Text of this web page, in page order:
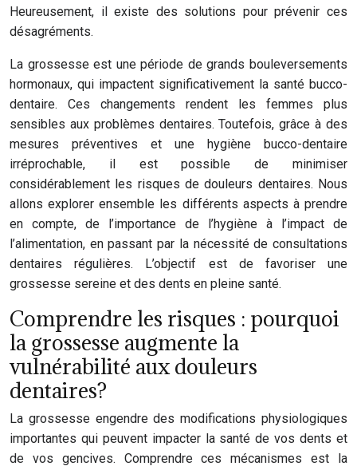
Heureusement, il existe des solutions pour prévenir ces
désagréments.
La grossesse est une période de grands bouleversements
hormonaux, qui impactent significativement la santé bucco-
dentaire. Ces changements rendent les femmes plus
sensibles aux problèmes dentaires. Toutefois, grâce à des
mesures préventives et une hygiène bucco-dentaire
irréprochable, il est possible de minimiser
considérablement les risques de douleurs dentaires. Nous
allons explorer ensemble les différents aspects à prendre
en compte, de l’importance de l’hygiène à l’impact de
l’alimentation, en passant par la nécessité de consultations
dentaires régulières. L’objectif est de favoriser une
grossesse sereine et des dents en pleine santé.
Comprendre les risques : pourquoi
la grossesse augmente la
vulnérabilité aux douleurs
dentaires?
La grossesse engendre des modifications physiologiques
importantes qui peuvent impacter la santé de vos dents et
de vos gencives. Comprendre ces mécanismes est la